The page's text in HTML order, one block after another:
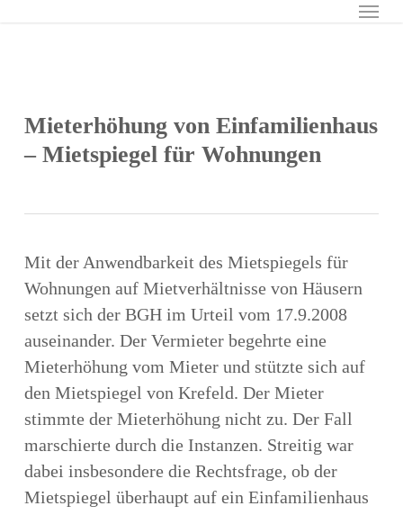
Mieterhöhung von Einfamilienhaus
– Mietspiegel für Wohnungen
Mit der Anwendbarkeit des Mietspiegels für
Wohnungen auf Mietverhältnisse von Häusern
setzt sich der BGH im Urteil vom 17.9.2008
auseinander. Der Vermieter begehrte eine
Mieterhöhung vom Mieter und stützte sich auf
den Mietspiegel von Krefeld. Der Mieter
stimmte der Mieterhöhung nicht zu. Der Fall
marschierte durch die Instanzen. Streitig war
dabei insbesondere die Rechtsfrage, ob der
Mietspiegel überhaupt auf ein Einfamilienhaus